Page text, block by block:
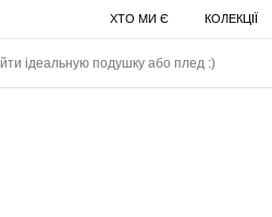
ХТО МИ Є КОЛЕКЦІЇ